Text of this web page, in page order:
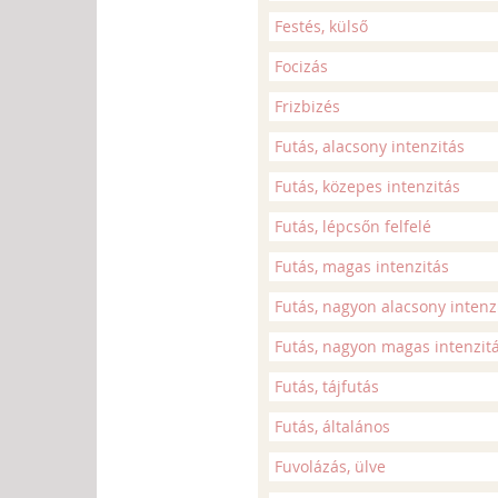
Festés, külső
Focizás
Frizbizés
Futás, alacsony intenzitás
Futás, közepes intenzitás
Futás, lépcsőn felfelé
Futás, magas intenzitás
Futás, nagyon alacsony
Futás, nagyon magas
Futás, tájfutás
Futás, általános
Fuvolázás, ülve